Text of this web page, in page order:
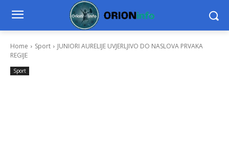
Home Sport
JUNIORI AURELIJE UVJERLJIVO DO NASLOVA PRVAKA
REGIJE
Sport